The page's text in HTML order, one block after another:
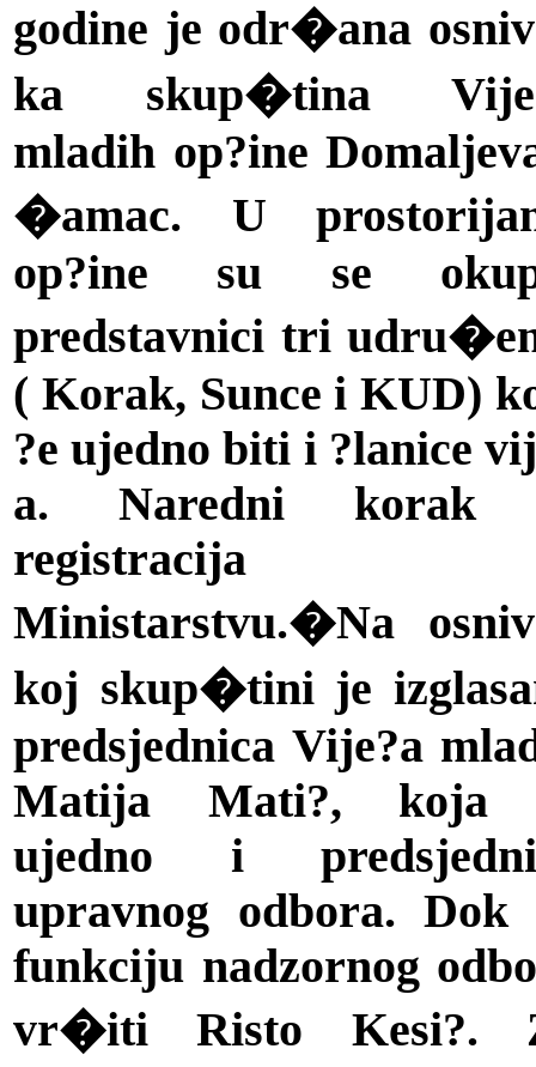
godine je odr�ana
ka skup�tina
mladih op?ine
�amac. U
op?ine su se
predstavnici tri
( Korak, Sunce i KUD)
?e ujedno biti i ?lanice
a. Naredni korak
registracija
Ministarstvu.�Na
koj skup�tini je
predsjednica Vije?a
Matija Mati?, koja
ujedno i
upravnog odbora. Dok
funkciju nadzornog
vr�iti Risto Kesi?.